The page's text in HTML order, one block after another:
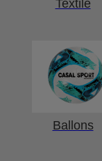
Textile
Ballons